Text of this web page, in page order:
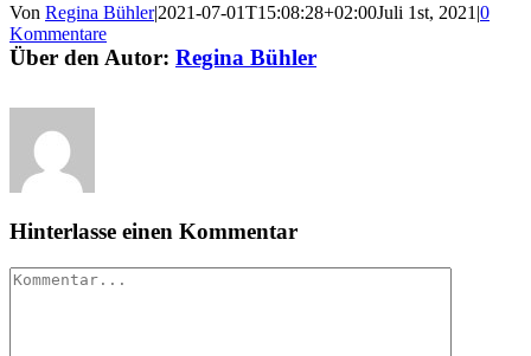
Von Regina Bühler|2021-07-01T15:08:28+02:00Juli 1st, 2021 |0
Kommentare
Über den Autor: Regina Bühler
Hinterlasse einen Kommentar
Kommentar